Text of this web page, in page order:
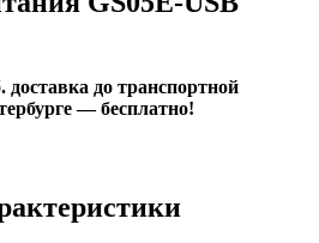
доставка до транспортной
— бесплатно!